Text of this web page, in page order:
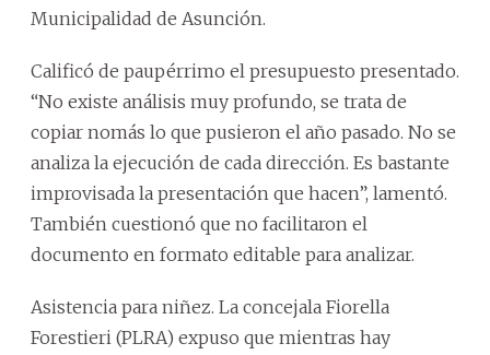
Municipalidad de Asunción.
Calificó de paupérrimo el presupuesto presentado.
“No existe análisis muy profundo, se trata de
copiar nomás lo que pusieron el año pasado. No se
analiza la ejecución de cada dirección. Es bastante
improvisada la presentación que hacen”, lamentó.
También cuestionó que no facilitaron el
documento en formato editable para analizar.
Asistencia para niñez. La concejala Fiorella
Forestieri (PLRA) expuso que mientras hay